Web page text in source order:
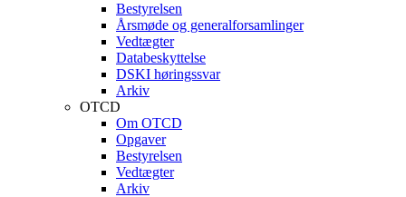
Bestyrelsen
Årsmøde og generalforsamlinger
Vedtægter
Databeskyttelse
DSKI høringssvar
Arkiv
OTCD
Om OTCD
Opgaver
Bestyrelsen
Vedtægter
Arkiv